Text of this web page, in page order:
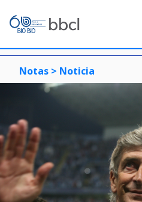
Notas > Noticia